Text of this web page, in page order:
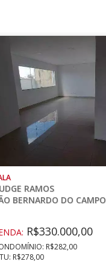
RAMOS
BERNARDO DO
R$330.000,00
R$282,00
R$278,00